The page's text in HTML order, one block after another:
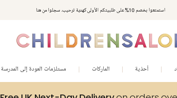
استمتعوا بخصم 10% على طلبيتكم الأولى كهدية ترحيب. سجلوا من هنا
أحذية الماركات مستلزمات العودة إلى المدرسة